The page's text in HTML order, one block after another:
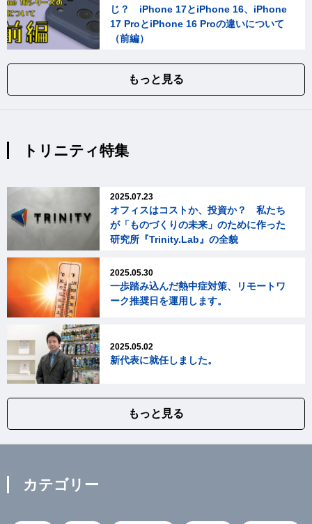
じ？ iPhone 17とiPhone 16、iPhone
17 ProとiPhone 16 Proの違いについて
（前編）
もっと見る
トリニティ特集
2025.07.23
オフィスはコストか、投資か？ 私たち
が「ものづくりの未来」のために作った
研究所『Trinity.Lab』の全貌
2025.05.30
一歩踏み込んだ熱中症対策、リモートワ
ーク推奨日を運用します。
2025.05.02
新代表に就任しました。
もっと見る
カテゴリー